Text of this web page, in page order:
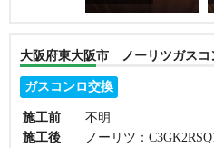
大阪府東大阪市 ノーリツガスコ
ガスコンロ交換
施工前
不明
施工後
ノーリツ：